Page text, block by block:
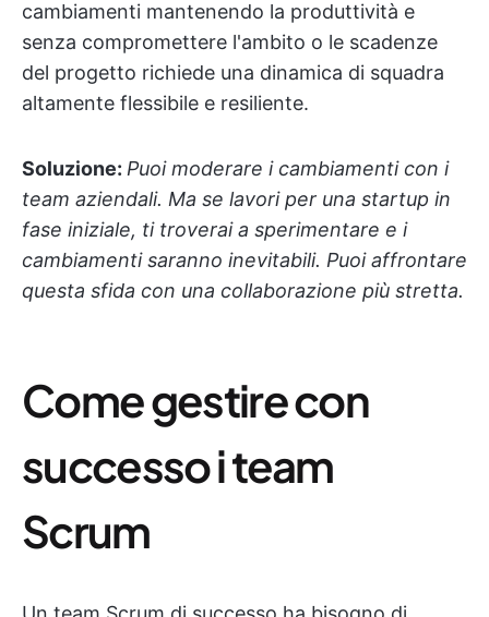
cambiamenti mantenendo la produttività e
senza compromettere l'ambito o le scadenze
del progetto richiede una dinamica di squadra
altamente flessibile e resiliente.
Soluzione: Puoi moderare i cambiamenti con i
team aziendali. Ma se lavori per una startup in
fase iniziale, ti troverai a sperimentare e i
cambiamenti saranno inevitabili. Puoi affrontare
questa sfida con una collaborazione più stretta.
Come gestire con
successo i team
Scrum